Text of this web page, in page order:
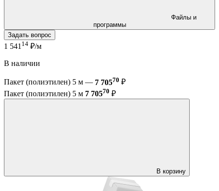
программы
Задать вопрос
1 541 14 ₽/м
В наличии
Пакет (полиэтилен) 5 м — 7 70570 ₽
Пакет (полиэтилен) 5 м 7 70570 ₽
В корзину